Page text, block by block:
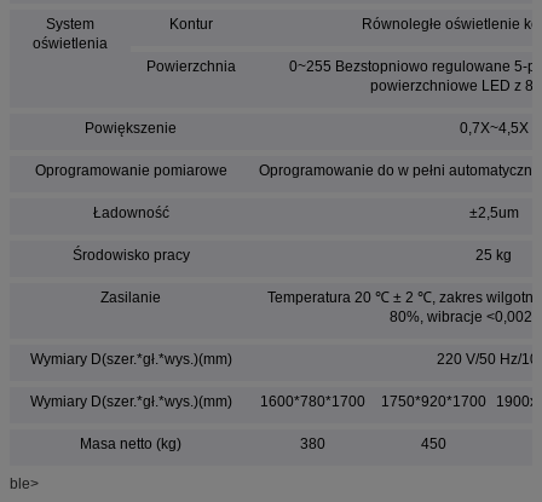
System
oświetlenia
Kontur Równoległe oświetlenie
Powierzchnia
0~255 Bezstopniowo regulowane 5-
powierzchniowe LED z 8
Powiększenie 0,7X~4,5X
Oprogramowanie pomiarowe Oprogramowanie do w pełni
Ładowność ±2,5um
Środowisko pracy 25 kg
Zasilanie
Temperatura 20 ℃ ± 2 ℃, zakres
80%, wibracje <0,002
Wymiary D(szer.*gł.*wys.)(mm) 220 V/50 Hz/10
Wymiary D(szer.*gł.*wys.)(mm) 1600*780*1700 1750*920*1700
Masa netto (kg) 380 450
ble>